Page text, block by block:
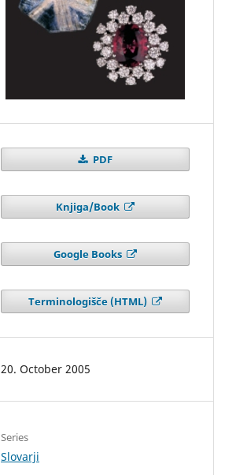
PDF
Knjiga/Book
Google Books
Terminologišče (HTML)
20. October 2005
Series
Slovarji